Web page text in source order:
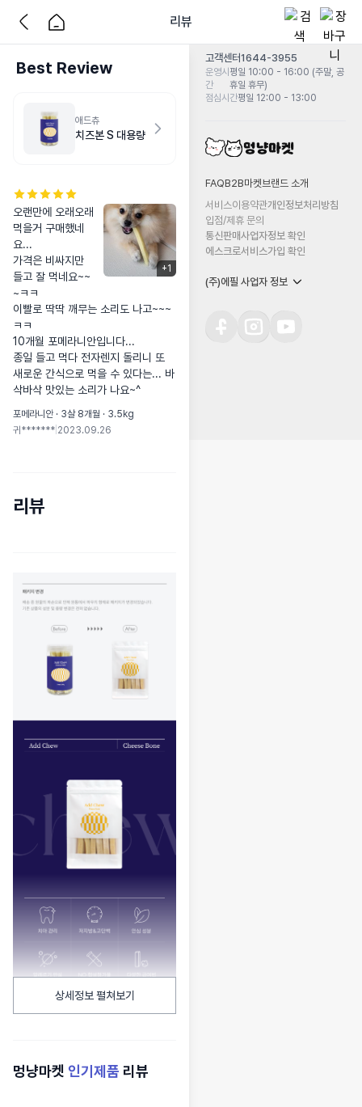
리뷰
Best Review
애드츄
치즈본 S 대용량
+1
오랜만에 오래오래
먹을거 구매했네
요...
가격은 비싸지만
들고 잘 먹네요~~
~ㅋㅋ
이빨로 딱딱 깨무는 소리도 나고~~~
ㅋㅋ
10개월 포메라니안입니다...
종일 들고 먹다 전자렌지 돌리니 또
새로운 간식으로 먹을 수 있다는... 바
삭바삭 맛있는 소리가 나요~^
포메라니안 · 3살 8개월 · 3.5kg
귀******* 2023.09.26
리뷰
상세정보 펼쳐보기
멍냥마켓 인기제품 리뷰
고객센터1644-3955
운영시
간
평일 10:00 - 16:00 (주말, 공
휴일 휴무)
점심시간평일 12:00 - 13:00
FAQB2B마켓 브랜드 소개
서비스이용약관개인정보처리방침
입점/제휴 문의
통신판매사업자정보 확인
에스크로서비스가입 확인
(주)에필 사업자 정보